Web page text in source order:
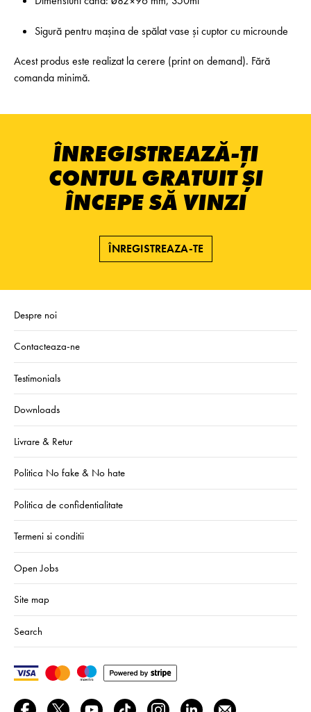
Sigură pentru mașina de spălat vase și cuptor cu microunde
Acest produs este realizat la cerere (print on demand). Fără
comanda minimă.
ÎNREGISTREAZĂ-ȚI
CONTUL GRATUIT ȘI
ÎNCEPE SĂ VINZI
ÎNREGISTREAZA-TE
Despre noi
Contacteaza-ne
Testimonials
Downloads
Livrare & Retur
Politica No fake & No hate
Politica de confidentialitate
Termeni si conditii
Open Jobs
Site map
Search